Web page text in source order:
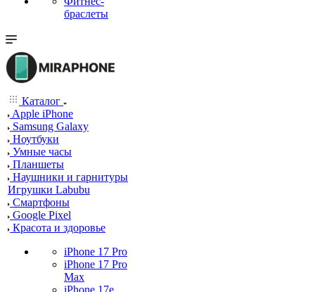
браслеты
Каталог
Apple iPhone
Samsung Galaxy
Ноутбуки
Умные часы
Планшеты
Наушники и гарнитуры
Игрушки Labubu
Смартфоны
Google Pixel
Красота и здоровье
iPhone 17 Pro
iPhone 17 Pro
Max
iPhone 17e